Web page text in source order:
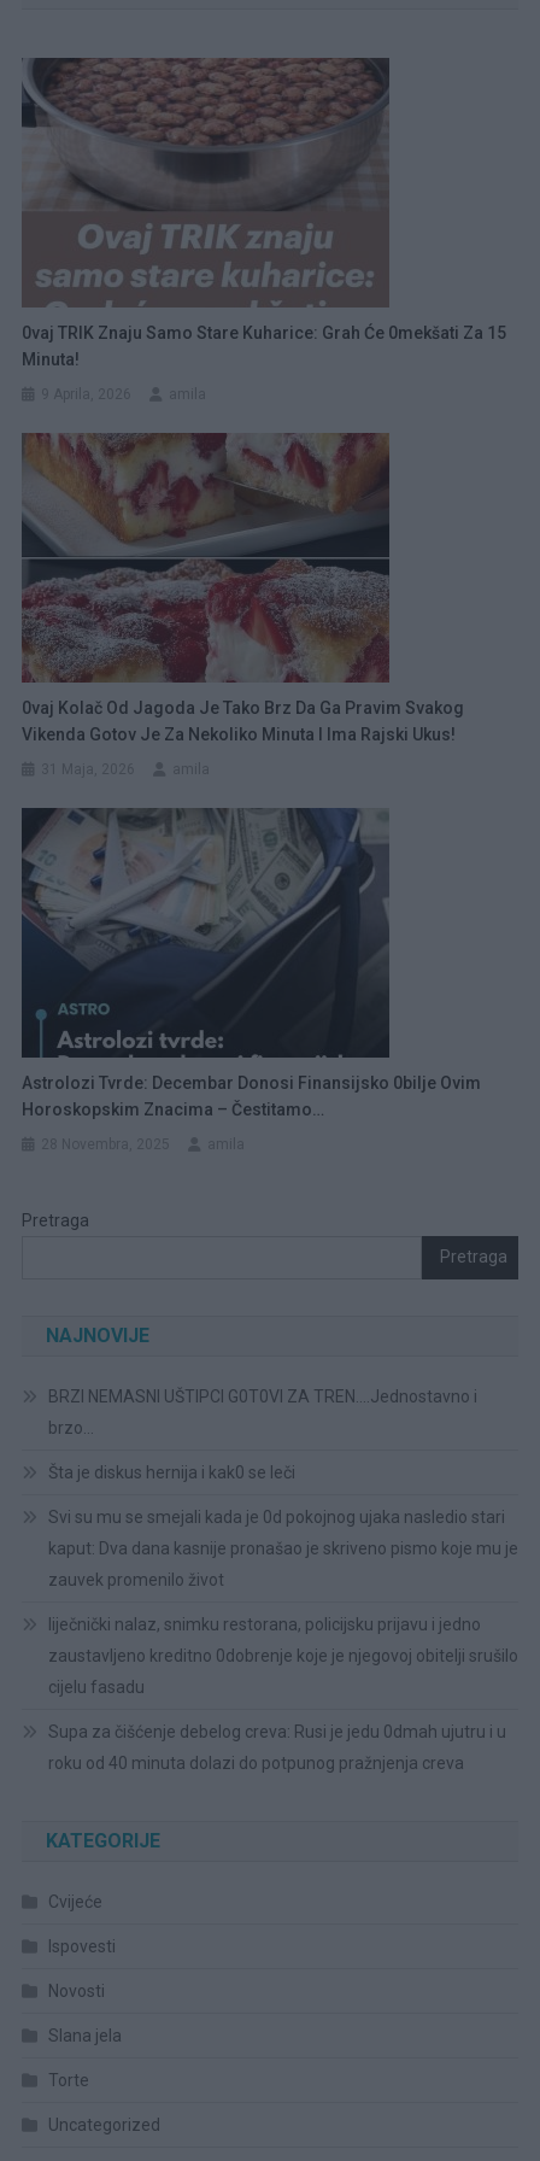
0vaj TRIK Znaju Samo Stare Kuharice: Grah Će 0mekšati Za 15
Minuta!
0vaj Kolač Od Jagoda Je Tako Brz Da Ga Pravim Svakog
Vikenda Gotov Je Za Nekoliko Minuta I Ima Rajski Ukus!
Astrolozi Tvrde: Decembar Donosi Finansijsko 0bilje Ovim
Horoskopskim Znacima – Čestitamo…
Pretraga
Pretraga
NAJNOVIJE
BRZI NEMASNI UŠTIPCI G0T0VI ZA TREN….Jednostavno i
brzo…
Šta je diskus hernija i kak0 se leči
Svi su mu se smejali kada je 0d pokojnog ujaka nasledio stari
kaput: Dva dana kasnije pronašao je skriveno pismo koje mu je
zauvek promenilo život
liječnički nalaz, snimku restorana, policijsku prijavu i jedno
zaustavljeno kreditno 0dobrenje koje je njegovoj obitelji srušilo
cijelu fasadu
Supa za čišćenje debelog creva: Rusi je jedu 0dmah ujutru i u
roku od 40 minuta dolazi do potpunog pražnjenja creva
KATEGORIJE
Cvijeće
Ispovesti
Novosti
Slana jela
Torte
Uncategorized